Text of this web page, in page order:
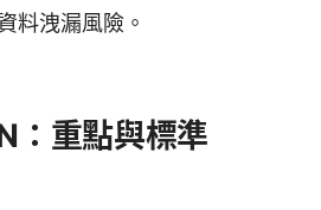
料洩漏風險。
：重點與標準